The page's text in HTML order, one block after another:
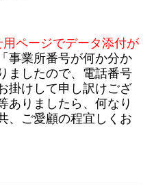
ページでデータ添付が
事業所番号が何か分か
ましたので、電話番号
掛けして申し訳けござ
ありましたら、何なり
、ご愛顧の程宜しくお